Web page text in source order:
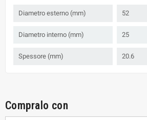
Diametro esterno (mm) 52
Diametro interno (mm) 25
Spessore (mm) 20.6
Compralo con